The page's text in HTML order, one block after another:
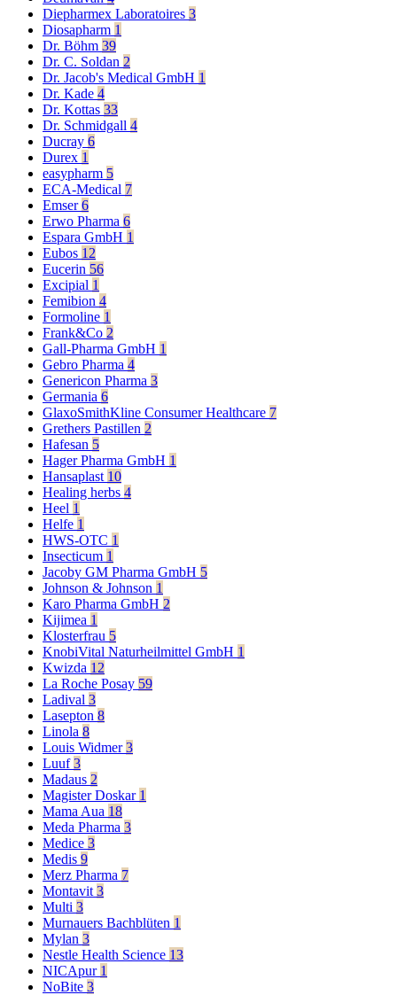
Diepharmex Laboratoires 3
Diosapharm 1
Dr. Böhm 39
Dr. C. Soldan 2
Dr. Jacob's Medical GmbH 1
Dr. Kade 4
Dr. Kottas 33
Dr. Schmidgall 4
Ducray 6
Durex 1
easypharm 5
ECA-Medical 7
Emser6
Erwo Pharma 6
Espara GmbH 1
Eubos 12
Eucerin 56
Excipial 1
Femibion 4
Formoline 1
Frank&Co 2
Gall-Pharma GmbH 1
Gebro Pharma 4
Genericon Pharma 3
Germania 6
GlaxoSmithKline Consumer Healthcare 7
Grethers Pastillen 2
Hafesan 5
Hager Pharma GmbH 1
Hansaplast 10
Healing herbs 4
Heel 1
Helfe 1
HWS-OTC 1
Insecticum 1
Jacoby GM Pharma GmbH 5
Johnson & Johnson 1
Karo Pharma GmbH 2
Kijimea 1
Klosterfrau 5
KnobiVital Naturheilmittel GmbH 1
Kwizda 12
La Roche Posay 59
Ladival 3
Lasepton 8
Linola 8
Louis Widmer3
Luuf3
Madaus 2
Magister Doskar 1
Mama Aua 18
Meda Pharma 3
Medice 3
Medis 9
Merz Pharma 7
Montavit 3
Multi 3
Murnauers Bachblüten 1
Mylan 3
Nestle Health Science 13
NICApur 1
NoBite 3